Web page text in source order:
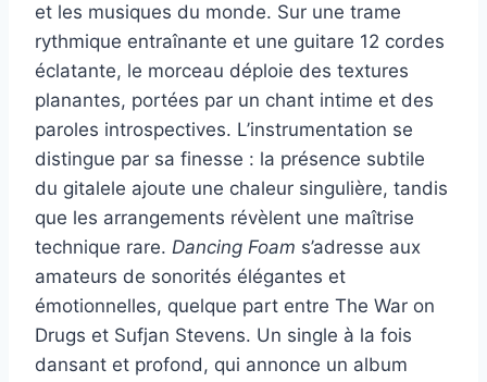
et les musiques du monde. Sur une trame
rythmique entraînante et une guitare 12 cordes
éclatante, le morceau déploie des textures
planantes, portées par un chant intime et des
paroles introspectives. L’instrumentation se
distingue par sa finesse : la présence subtile
du gitalele ajoute une chaleur singulière, tandis
que les arrangements révèlent une maîtrise
technique rare. Dancing Foam s’adresse aux
amateurs de sonorités élégantes et
émotionnelles, quelque part entre The War on
Drugs et Sufjan Stevens. Un single à la fois
dansant et profond, qui annonce un album